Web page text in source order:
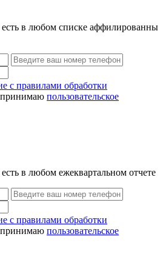
в любом списке аффилированны
с правилами обработки
пользовательское
в любом ежеквартальном отчете
с правилами обработки
пользовательское